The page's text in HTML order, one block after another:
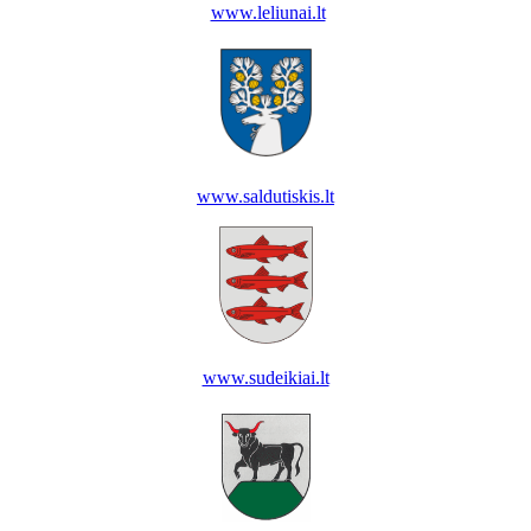
www.leliunai.lt
www.saldutiskis.lt
www.sudeikiai.lt